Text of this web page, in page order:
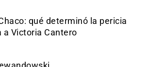
qué determinó la pericia
a Victoria Cantero